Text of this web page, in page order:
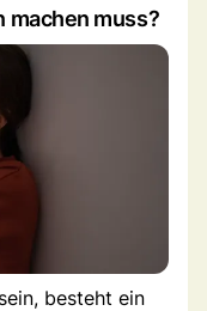
machen muss?
besteht ein